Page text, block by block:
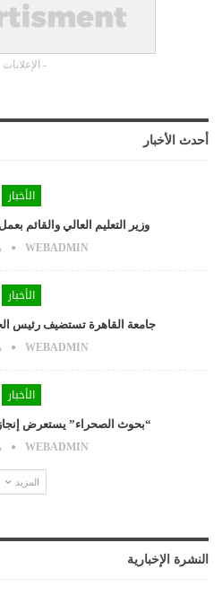
- الإعلانات -
أحدث الأخبار
الأخبار
وزير التعليم العالي والقائم
WEBADMIN
الأخبار
جامعة القاهرة تستضيف رئيس
WEBADMIN
الأخبار
“بحوث الصحراء” يستعرض
WEBADMIN
المزيد
النشرة الإخبارية